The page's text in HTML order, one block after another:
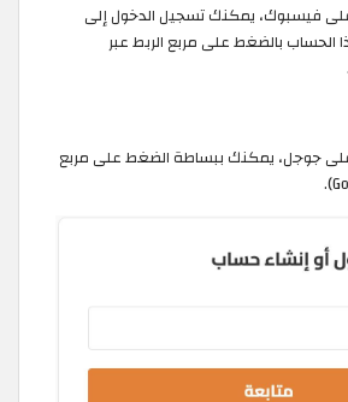
فيسبوك، يمكنك تسجيل الدخول إلى
الحساب بالضغط على مربع الربط عبر
جوجل، يمكنك ببساطة الضغط على مربع